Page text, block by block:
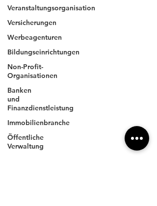
Veranstaltungsorganisation
Versicherungen
Werbeagenturen
Bildungseinrichtungen
Non-Profit-
Organisationen
Banken
und
Finanzdienstleistung
Immobilienbranche
Öffentliche
Verwaltung
Unternehmen
Impressum
Datenschutz
Wilhelm-Röntgen-Straße 11